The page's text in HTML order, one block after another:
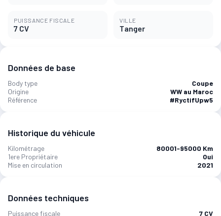
PUISSANCE FISCALE
7 CV
VILLE
Tanger‎
Données de base
Body type
Coupe
Origine
WW au Maroc
Référence
#RyctifUpw5
Historique du véhicule
Kilométrage
80001-95000 Km
1ere Propriétaire
Oui
Mise en circulation
2021
Données techniques
Puissance fiscale
7 CV